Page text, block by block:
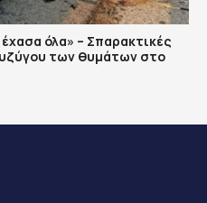
όλα» – Σπαρακτικές
των θυμάτων στο